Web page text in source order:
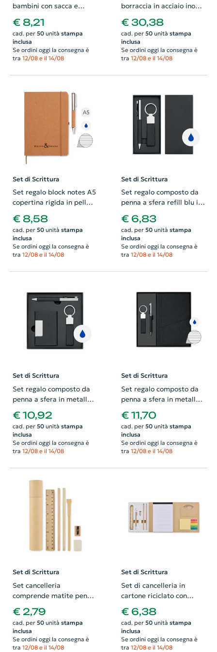
bambini con sacca e
notes in formato A4
€ 8,21
cad. per 50unità stampa
inclusa
Se ordini oggi la consegna è
tra 12/08 e il 14/08
borraccia in acciaio inox
con block notes A5 in
RPET e penna a sfera
€ 30,38
cad. per 50unità stampa
inclusa
Se ordini oggi la consegna è
tra 12/08 e il 14/08
Set di Scrittura
Set regalo block notes A5
copertina rigida in pelle
riciclata pagine a righe in
carta riciclata e penna in
metallo refill blu
€ 8,58
cad. per 50unità stampa
inclusa
Se ordini oggi la consegna è
tra 12/08 e il 14/08
Set di Scrittura
Set regalo composto da
penna a sfera refill blu in
metallo e poliestere RPET
e portachiavi in RPET
€ 6,83
cad. per 50unità stampa
inclusa
Se ordini oggi la consegna è
tra 12/08 e il 14/08
Set di Scrittura
Set regalo composto da
penna a sfera in metallo
refill blu con portachiavi
e portacarte in RPET
€ 10,92
cad. per 50unità stampa
inclusa
Se ordini oggi la consegna è
tra 12/08 e il 14/08
Set di Scrittura
Set regalo composto da
penna a sfera in metallo
refill blu con taccuino e
portachiavi in RPET
€ 11,70
cad. per 50unità stampa
inclusa
Se ordini oggi la consegna è
tra 12/08 e il 14/08
Set di Scrittura
Set cancelleria
comprende matite penna
temperino gomma
righello in scatola tubo
€ 2,79
cad. per 50unità stampa
inclusa
Se ordini oggi la consegna è
tra 12/08 e il 14/08
Set di Scrittura
Set di cancelleria in
cartone riciclato con
blocco A5 e penna a sfera
refill blu
€ 6,38
cad. per 50unità stampa
inclusa
Se ordini oggi la consegna è
tra 12/08 e il 14/08